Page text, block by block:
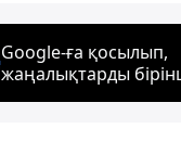
Google-ға қосылып,
жаңалықтарды